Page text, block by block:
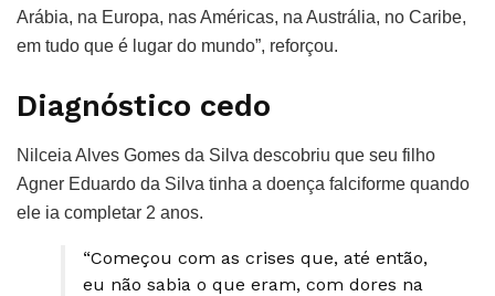
Arábia, na Europa, nas Américas, na Austrália, no Caribe,
em tudo que é lugar do mundo”, reforçou.
Diagnóstico cedo
Nilceia Alves Gomes da Silva descobriu que seu filho
Agner Eduardo da Silva tinha a doença falciforme quando
ele ia completar 2 anos.
“Começou com as crises que, até então,
eu não sabia o que eram, com dores na